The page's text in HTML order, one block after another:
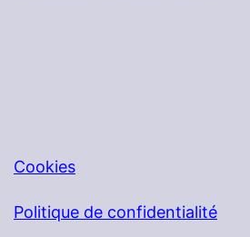
Cookies
Politique de confidentialité